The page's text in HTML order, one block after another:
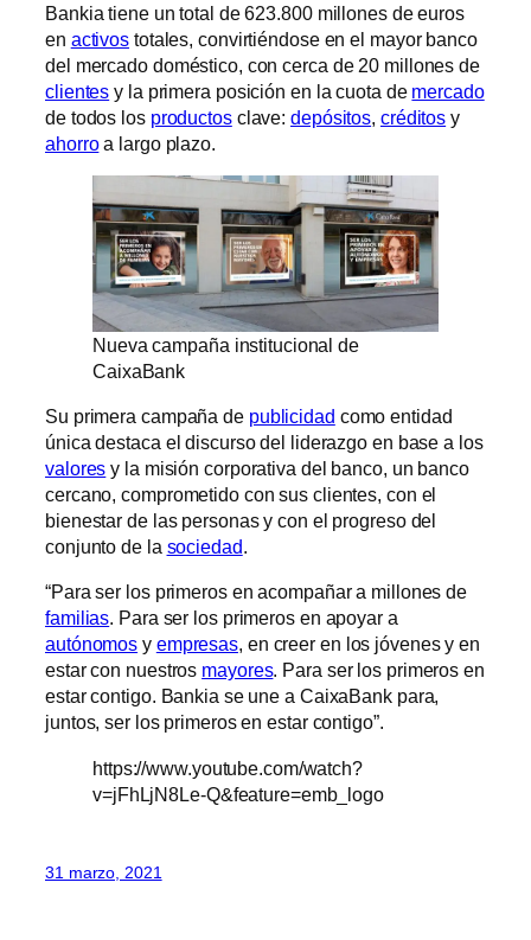
Bankia tiene un total de 623.800 millones de euros
en activos totales, convirtiéndose en el mayor banco
del mercado doméstico, con cerca de 20 millones de
clientes y la primera posición en la cuota de mercado
de todos los productosclave:depósitos, créditos y
ahorroa largo plazo.
Nueva campaña institucional de
CaixaBank
Su primera campaña de publicidad como entidad
única destaca el discurso del liderazgo en base a los
valores y la misión corporativa del banco, un banco
cercano, comprometido con sus clientes, con el
bienestar de las personas y con el progreso del
conjunto de la sociedad.
“Para ser los primeros en acompañar a millones de
familias. Para ser los primeros en apoyar a
autónomos y empresas, en creer en los jóvenes y en
estar con nuestros mayores. Para ser los primeros en
estar contigo. Bankia se une a CaixaBank para,
juntos, ser los primeros en estar contigo”.
https://www.youtube.com/watch?
v=jFhLjN8Le-Q&feature=emb_logo
31 marzo, 2021